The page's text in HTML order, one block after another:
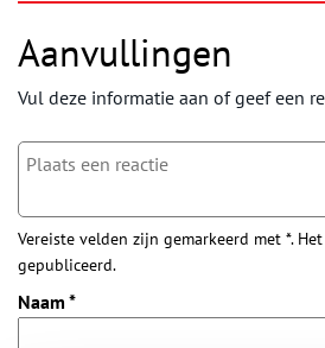
Aanvullingen
Vul deze informatie aan of geef een
Vereiste velden zijn gemarkeerd met *.
gepubliceerd.
Naam *